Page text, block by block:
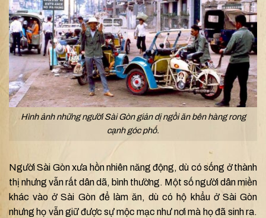
Hình ảnh những người Sài Gòn giản dị ngồi ăn bên hàng rong
cạnh góc phố.
Người Sài Gòn xưa hồn nhiên năng động, dù có sống ở thành
thị nhưng vẫn rất dân dã, bình thường. Một số người dân miền
khác vào ở Sài Gòn để làm ăn, dù có hộ khẩu ở Sài Gòn
nhưng họ vẫn giữ được sự mộc mạc như nơi mà họ đã sinh ra.